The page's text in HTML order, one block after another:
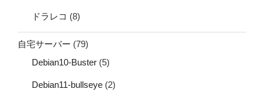
ドラレコ (8)
自宅サーバー (79)
Debian10-Buster (5)
Debian11-bullseye (2)